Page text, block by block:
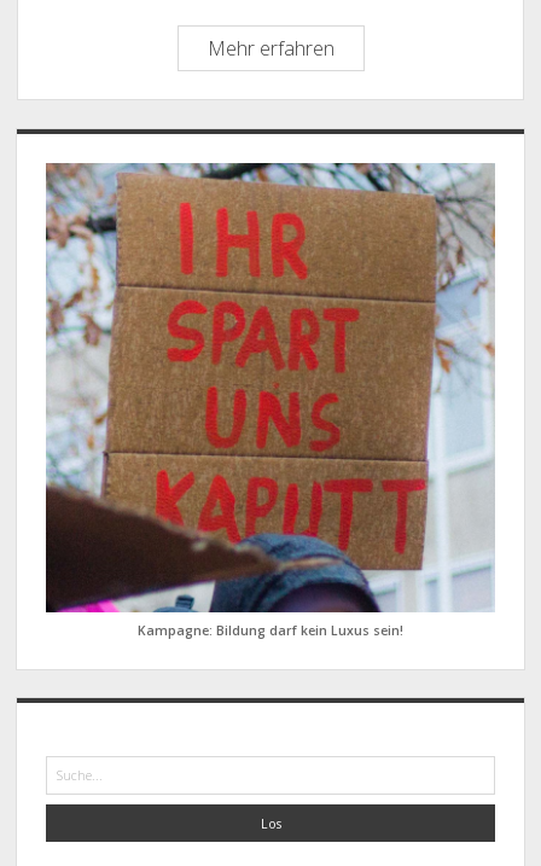
Mehr erfahrenLernen
am
Limit
–
auch
in
Niedersachsen
ein
unerhörtes
Problem!
Sidebar
Kampagne: Bildung darf kein Luxus sein!